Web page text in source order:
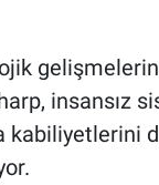
insansız
kabiliyetlerini